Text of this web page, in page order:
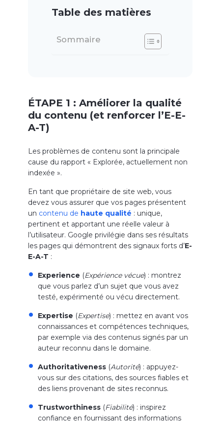
Table des matières
Sommaire
ÉTAPE 1 : Améliorer la qualité
du contenu (et renforcer l’E-E-
A-T)
Les problèmes de contenu sont la principale
cause du rapport « Explorée, actuellement non
indexée ».
En tant que propriétaire de site web, vous
devez vous assurer que vos pages présentent
un contenu de haute qualité : unique,
pertinent et apportant une réelle valeur à
l’utilisateur. Google privilégie dans ses résultats
les pages qui démontrent des signaux forts d’E-
E-A-T :
Experience (Expérience vécue) : montrez
que vous parlez d’un sujet que vous avez
testé, expérimenté ou vécu directement.
Expertise (Expertise) : mettez en avant vos
connaissances et compétences techniques,
par exemple via des contenus signés par un
auteur reconnu dans le domaine.
Authoritativeness(Autorité) : appuyez-
vous sur des citations, des sources fiables et
des liens provenant de sites reconnus.
Trustworthiness(Fiabilité) : inspirez
confiance en fournissant des informations